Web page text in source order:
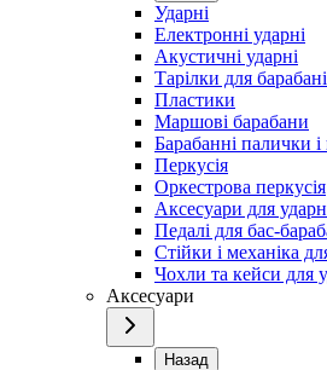
Ударні
Електронні ударні
Акустичні ударні
Тарілки для
Пластики
Маршові барабани
Барабанні палички і
Перкусія
Оркестрова перкусія
Аксесуари для
Педалі для бас-
Стійки і механіка
Чохли та кейси для
Аксесуари
Назад